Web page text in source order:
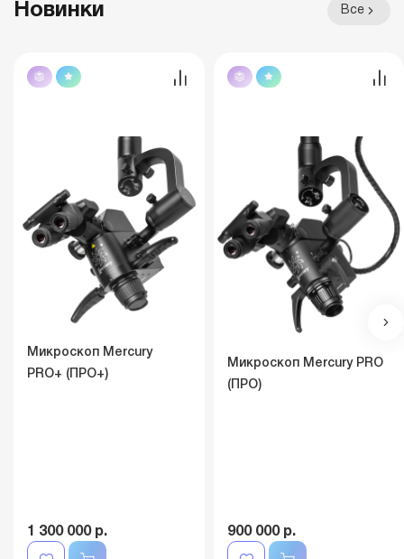
Новинки Все
Микроскоп Mercury
PRO+ (ПРО+)
1 300 000 р.
Микроскоп Mercury PRO
(ПРО)
900 000 р.